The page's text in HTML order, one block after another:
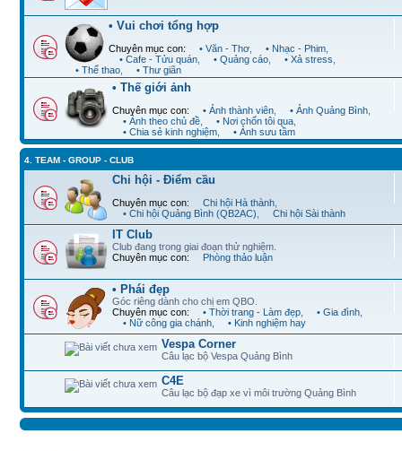
• Vui chơi tổng hợp
Chuyên mục con: • Văn - Thơ • Nhạc - Phim
• Cafe - Tửu quán
• Quảng cáo • Xả stress
• Thể thao
• Thư giãn
• Thế giới ảnh
Chuyên mục con: • Ảnh thành viên • Ảnh Quảng Bình
• Ảnh theo chủ đề
• Nơi chốn tôi qua
• Chia sẻ kinh nghiệm
• Ảnh sưu tầm
4. TEAM - GROUP - CLUB
Chi hội - Điểm cầu
Chuyên mục con: Chi hội Hà thành
• Chi hội Quảng Bình (QB2AC)
Chi hội Sài thành
IT Club
Club đang trong giai đoạn thử nghiệm.
Chuyên mục con:
Phòng thảo luận
• Phái đẹp
Góc riêng dành cho chị em QBO.
Chuyên mục con:
• Thời trang - Làm đẹp • Gia đình
• Nữ công gia chánh
• Kinh nghiệm hay
Vespa Corner
Câu lạc bộ Vespa Quảng Bình
C4E
Câu lạc bộ đạp xe vì môi trường Quảng Bình